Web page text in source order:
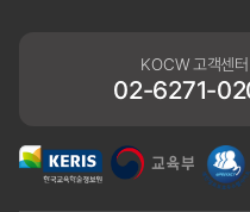
KOCW 고객센터
02-6271-